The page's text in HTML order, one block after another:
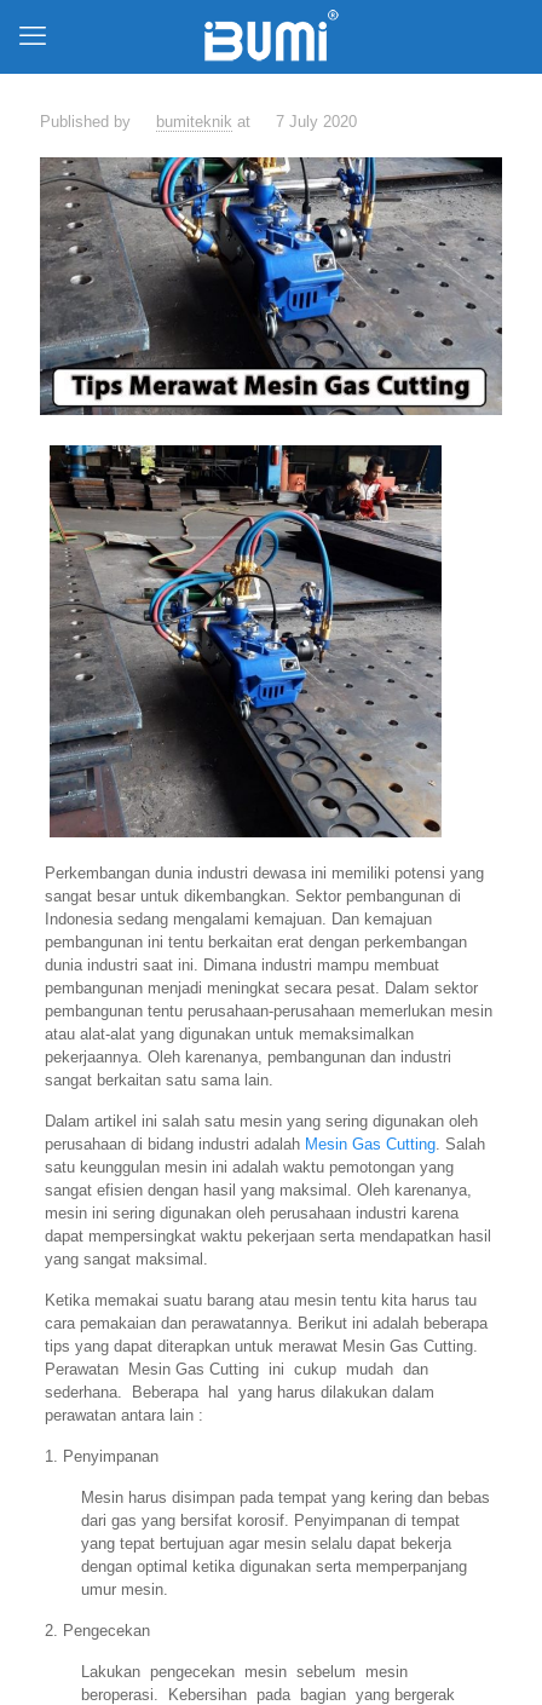
Published by bumiteknik at 7 July 2020
Perkembangan dunia industri dewasa ini memiliki potensi yang
sangat besar untuk dikembangkan. Sektor pembangunan di
Indonesia sedang mengalami kemajuan. Dan kemajuan
pembangunan ini tentu berkaitan erat dengan perkembangan
dunia industri saat ini. Dimana industri mampu membuat
pembangunan menjadi meningkat secara pesat. Dalam sektor
pembangunan tentu perusahaan-perusahaan memerlukan mesin
atau alat-alat yang digunakan untuk memaksimalkan
pekerjaannya. Oleh karenanya, pembangunan dan industri
sangat berkaitan satu sama lain.
Dalam artikel ini salah satu mesin yang sering digunakan oleh
perusahaan di bidang industri adalah Mesin Gas Cutting. Salah
satu keunggulan mesin ini adalah waktu pemotongan yang
sangat efisien dengan hasil yang maksimal. Oleh karenanya,
mesin ini sering digunakan oleh perusahaan industri karena
dapat mempersingkat waktu pekerjaan serta mendapatkan hasil
yang sangat maksimal.
Ketika memakai suatu barang atau mesin tentu kita harus tau
cara pemakaian dan perawatannya. Berikut ini adalah beberapa
tips yang dapat diterapkan untuk merawat Mesin Gas Cutting.
Perawatan Mesin Gas Cutting ini cukup mudah dan
sederhana. Beberapa hal yang harus dilakukan dalam
perawatan antara lain :
1. Penyimpanan
Mesin harus disimpan pada tempat yang kering dan bebas
dari gas yang bersifat korosif. Penyimpanan di tempat
yang tepat bertujuan agar mesin selalu dapat bekerja
dengan optimal ketika digunakan serta memperpanjang
umur mesin.
2. Pengecekan
Lakukan pengecekan mesin sebelum mesin
beroperasi. Kebersihan pada bagian yang bergerak